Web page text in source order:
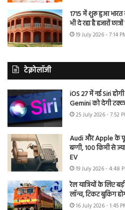
1715 में शुरू हुआ भारत
भी दे रहा है हजारों
19 July 2026 - 7:14
टेक्नोलॉजी
iOS 27 में नई Siri
Gemini को देगी
25 July 2026 - 7:52
Audi और Apple के
बग्गी, 100 किमी से
EV
19 July 2026 - 4:48
रेल यात्रियों के लिए
लॉन्च, टिकट बुकिंग
16 July 2026 - 1:45